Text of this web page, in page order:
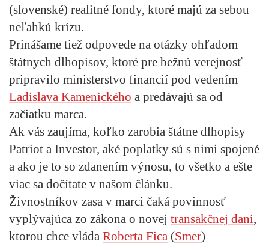
(slovenské) realitné fondy, ktoré majú za sebou
neľahkú krízu.
Prinášame tiež odpovede na otázky ohľadom
štátnych dlhopisov, ktoré pre bežnú verejnosť
pripravilo ministerstvo financií pod vedením
Ladislava Kamenického a predávajú sa od
začiatku marca.
Ak vás zaujíma, koľko zarobia štátne dlhopisy
Patriot a Investor, aké poplatky sú s nimi spojené
a ako je to so zdanením výnosu, to všetko a ešte
viac sa dočítate v našom článku.
Živnostníkov zasa v marci čaká povinnosť
vyplývajúca zo zákona o novej transakčnej dani,
ktorou chce vláda Roberta Fica (Smer)